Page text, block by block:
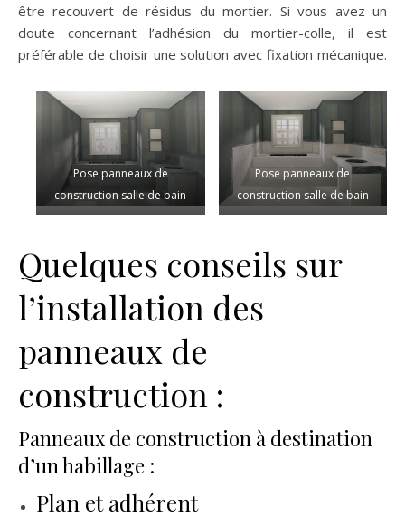
être recouvert de résidus du mortier. Si vous avez un
doute concernant l’adhésion du mortier-colle, il est
préférable de choisir une solution avec fixation mécanique.
Pose panneaux de
construction salle de bain
Pose panneaux de
construction salle de bain
Quelques conseils sur
l’installation des
panneaux de
construction :
Panneaux de construction à destination
d’un habillage :
Plan et adhérent